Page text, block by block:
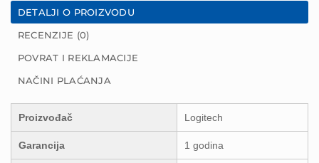
DETALJI O PROIZVODU
RECENZIJE (0)
POVRAT I REKLAMACIJE
NAČINI PLAĆANJA
Proizvođač Logitech
Garancija 1 godina